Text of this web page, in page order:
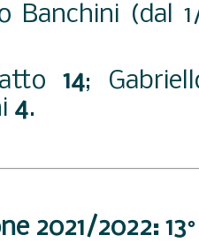
Banchini (dal
14;
4.
2021/2022: